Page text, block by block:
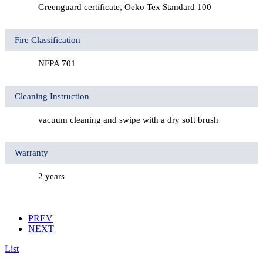
Greenguard certificate, Oeko Tex Standard 100
Fire Classification
NFPA 701
Cleaning Instruction
vacuum cleaning and swipe with a dry soft brush
Warranty
2 years
PREV
NEXT
List